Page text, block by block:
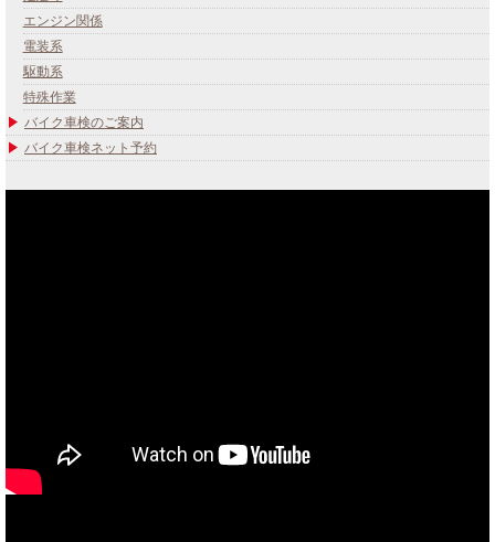
エンジン関係
電装系
駆動系
特殊作業
バイク車検のご案内
バイク車検ネット予約